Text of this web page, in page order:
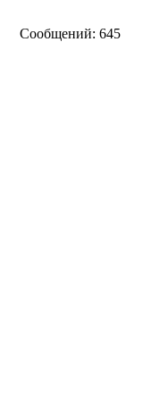
Сообщений: 645